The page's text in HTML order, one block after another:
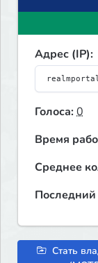
Адрес (IP):
Голоса:0
Время
Среднее
Последний
Стать